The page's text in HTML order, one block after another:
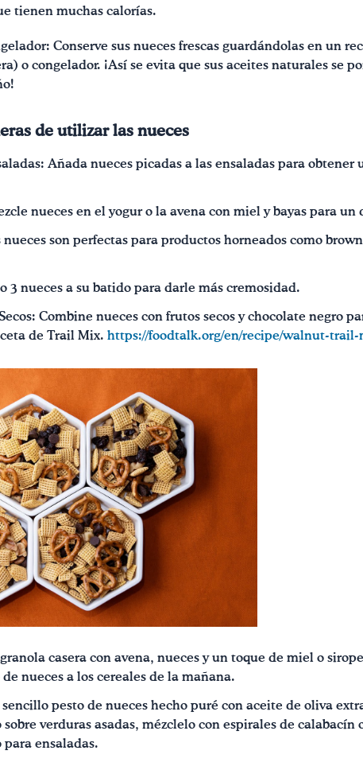
tienen muchas calorías.
Conserve sus nueces frescas guardándolas en un
o congelador. ¡Así se evita que sus aceites naturales se
de utilizar las nueces
Añada nueces picadas a las ensaladas para
nueces en el yogur o la avena con miel y bayas para un
nueces son perfectas para productos horneados como
3 nueces a su batido para darle más cremosidad.
Combine nueces con frutos secos y chocolate negro
de Trail Mix. https://foodtalk.org/en/recipe/walnut-trail-
casera con avena, nueces y un toque de miel o
nueces a los cereales de la mañana.
sencillo pesto de nueces hecho puré con aceite de oliva
verduras asadas, mézclelo con espirales de calabacín
para ensaladas.